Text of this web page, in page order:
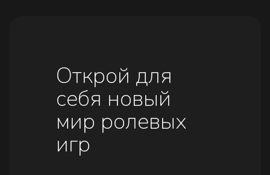
Открой для
себя новый
мир ролевых
игр